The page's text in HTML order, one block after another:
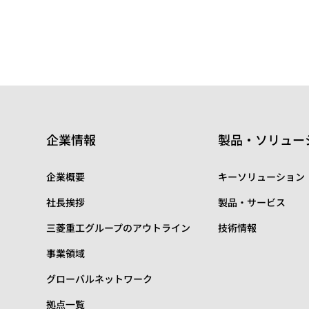
企業情報
企業概要
社長挨拶
三菱重工グループのアウトライン
事業領域
グローバルネットワーク
拠点一覧
製品・ソリュー
キーソリューション
製品・サービス
技術情報